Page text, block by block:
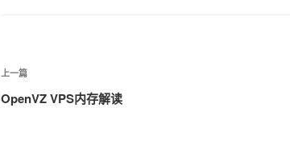
文
章
上
一
上一篇
OpenVZ VPS内存解读